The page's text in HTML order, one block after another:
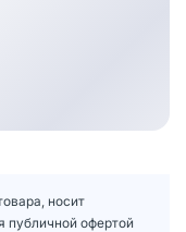
носит
публичной офертой